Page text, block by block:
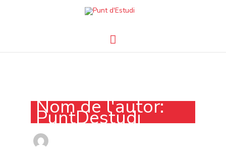
Menú
principal
Nom de l'autor:
PuntDestudi